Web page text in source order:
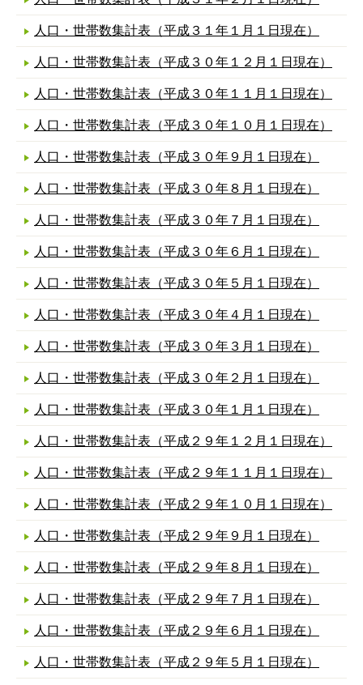
人口・世帯数集計表（平成３１年１月１日現在）
人口・世帯数集計表（平成３０年１２月１日現在）
人口・世帯数集計表（平成３０年１１月１日現在）
人口・世帯数集計表（平成３０年１０月１日現在）
人口・世帯数集計表（平成３０年９月１日現在）
人口・世帯数集計表（平成３０年８月１日現在）
人口・世帯数集計表（平成３０年７月１日現在）
人口・世帯数集計表（平成３０年６月１日現在）
人口・世帯数集計表（平成３０年５月１日現在）
人口・世帯数集計表（平成３０年４月１日現在）
人口・世帯数集計表（平成３０年３月１日現在）
人口・世帯数集計表（平成３０年２月１日現在）
人口・世帯数集計表（平成３０年１月１日現在）
人口・世帯数集計表（平成２９年１２月１日現在）
人口・世帯数集計表（平成２９年１１月１日現在）
人口・世帯数集計表（平成２９年１０月１日現在）
人口・世帯数集計表（平成２９年９月１日現在）
人口・世帯数集計表（平成２９年８月１日現在）
人口・世帯数集計表（平成２９年７月１日現在）
人口・世帯数集計表（平成２９年６月１日現在）
人口・世帯数集計表（平成２９年５月１日現在）